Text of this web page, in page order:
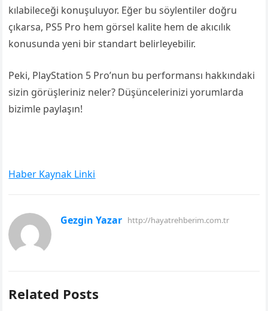
kılabileceği konuşuluyor. Eğer bu söylentiler doğru
çıkarsa, PS5 Pro hem görsel kalite hem de akıcılık
konusunda yeni bir standart belirleyebilir.
Peki, PlayStation 5 Pro’nun bu performansı hakkındaki
sizin görüşleriniz neler? Düşüncelerinizi yorumlarda
bizimle paylaşın!
Haber Kaynak Linki
Gezgin Yazar http://hayatrehberim.com.tr
Related Posts